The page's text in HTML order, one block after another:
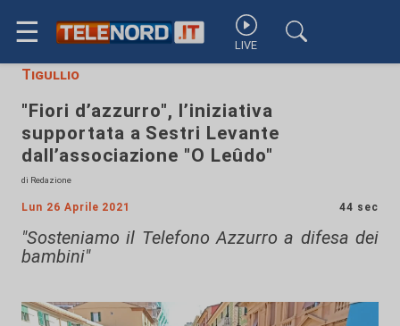
☰ LIVE
Tigullio
"Fiori d’azzurro", l’iniziativa
supportata a Sestri Levante
dall’associazione "O Leûdo"
di Redazione
Lun 26 Aprile 2021 44 sec
"Sosteniamo il Telefono Azzurro a difesa dei
bambini"